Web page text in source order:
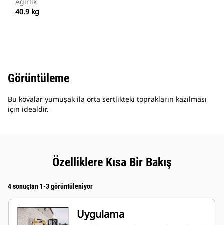
40.9 kg
Görüntüleme
Bu kovalar yumuşak ila orta sertlikteki toprakların kazılması
için idealdir.
Özelliklere Kısa Bir Bakış
4 sonuçtan 1-3 görüntüleniyor
Uygulama